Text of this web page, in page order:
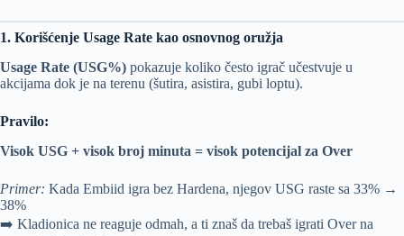
1. Korišćenje Usage Rate kao osnovnog oružja
Usage Rate (USG%) pokazuje koliko često igrač učestvuje u
akcijama dok je na terenu (šutira, asistira, gubi loptu).
Pravilo:
Visok USG + visok broj minuta = visok potencijal za Over
Primer: Kada Embiid igra bez Hardena, njegov USG raste sa 33% →
38%
➡️ Kladionica ne reaguje odmah, a ti znaš da trebaš igrati Over na